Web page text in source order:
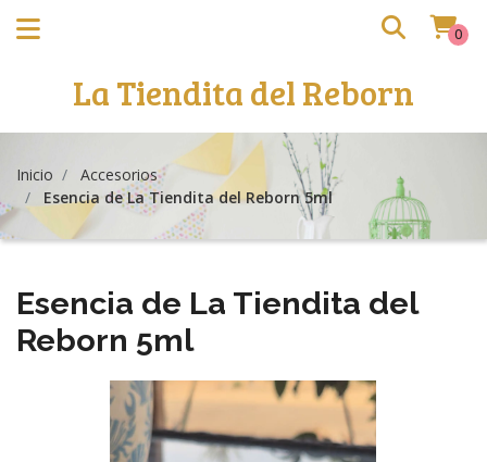
0
La Tiendita del Reborn
Inicio
Accesorios
Esencia de La Tiendita del Reborn 5ml
Esencia de La Tiendita del
Reborn 5ml